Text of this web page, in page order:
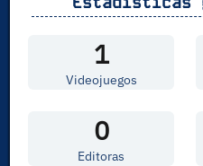
1
Videojuegos
0
Editoras